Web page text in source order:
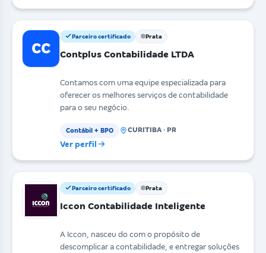
CC
Parceiro certificado Prata
Contplus Contabilidade LTDA
Contamos com uma equipe especializada para
oferecer os melhores serviços de contabilidade
para o seu negócio.
Contábil + BPO CURITIBA · PR
Ver perfil
Parceiro certificado Prata
Iccon Contabilidade Inteligente
A Iccon, nasceu do com o propósito de
descomplicar a contabilidade, e entregar soluções